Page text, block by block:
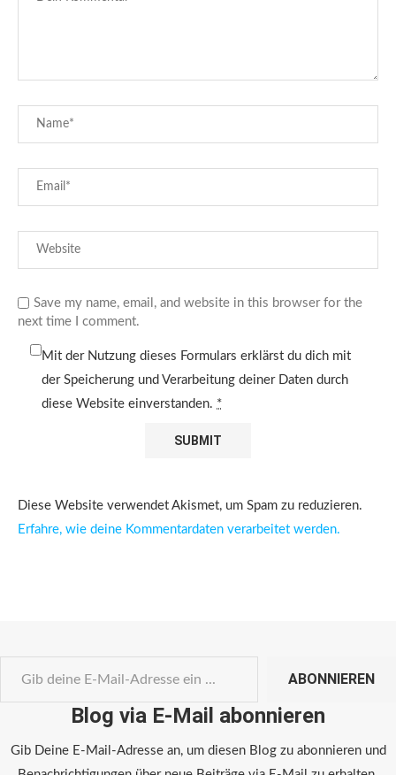
Save my name, email, and website in this browser for the
next time I comment.
Mit der Nutzung dieses Formulars erklärst du dich mit
der Speicherung und Verarbeitung deiner Daten durch
diese Website einverstanden. *
Diese Website verwendet Akismet, um Spam zu reduzieren.
Erfahre, wie deine Kommentardaten verarbeitet werden.
ABONNIEREN
Blog via E-Mail abonnieren
Gib Deine E-Mail-Adresse an, um diesen Blog zu abonnieren und